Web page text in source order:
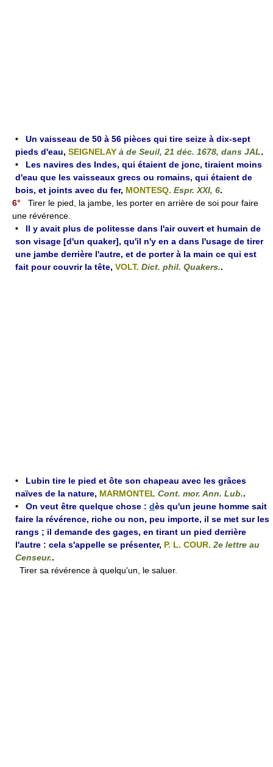
• Un vaisseau de 50 à 56 pièces qui tire seize à dix-sept
pieds d'eau, SEIGNELAY à de Seuil, 21 déc. 1678, dans JAL.
• Les navires des Indes, qui étaient de jonc, tiraient moins
d'eau que les vaisseaux grecs ou romains, qui étaient de
bois, et joints avec du fer, MONTESQ. Espr. XXI, 6.
6° Tirer le pied, la jambe, les porter en arrière de soi pour faire
une révérence.
• Il y avait plus de politesse dans l'air ouvert et humain de
son visage [d'un quaker], qu'il n'y en a dans l'usage de tirer
une jambe derrière l'autre, et de porter à la main ce qui est
fait pour couvrir la tête, VOLT. Dict. phil. Quakers..
• Lubin tire le pied et ôte son chapeau avec les grâces
naïves de la nature, MARMONTEL Cont. mor. Ann. Lub..
• On veut être quelque chose : dès qu'un jeune homme sait
faire la révérence, riche ou non, peu importe, il se met sur les
rangs ; il demande des gages, en tirant un pied derrière
l'autre : cela s'appelle se présenter, P. L. COUR. 2e lettre au
Censeur..
Tirer sa révérence à quelqu'un, le saluer.